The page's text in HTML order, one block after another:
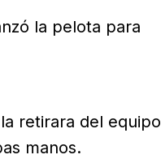
la pelota para
retirara del equipo
manos.